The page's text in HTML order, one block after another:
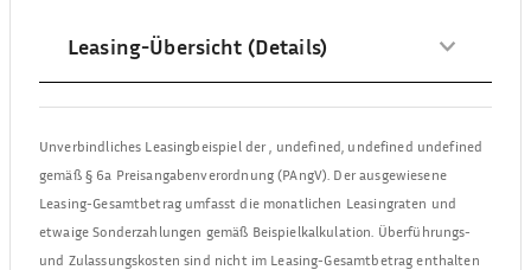
Leasing-Übersicht (Details)
Unverbindliches Leasingbeispiel der, undefined, undefined undefined
gemäß § 6a Preisangabenverordnung (PAngV). Der ausgewiesene
Leasing-Gesamtbetrag umfasst die monatlichen Leasingraten und
etwaige Sonderzahlungen gemäß Beispielkalkulation. Überführungs-
und Zulassungskosten sind nicht im Leasing-Gesamtbetrag enthalten